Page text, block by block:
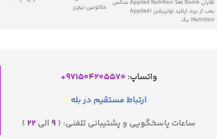
آقایان Applied Nutrition Sex Bomb سکس
بمب از برند اپلاید نوتریشن (Applied
Nutrition) یک
ملاتونین نیچرز
واتساپ: 971504205570
+
ارتباط مستقیم در بله
ساعات پاسخگویی و پشتیبانی تلفنی: ( ۹ الی ۲۲ )